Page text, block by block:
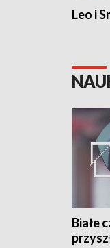
Leo i
Białe